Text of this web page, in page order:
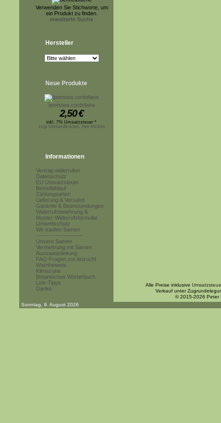
Verwenden Sie Stichworte, um
ein Produkt zu finden.
erweiterte Suche
Hersteller
Neue Produkte
Ipomoea cordofana
2,50€
inkl. 7% Umsatzsteuer *
zzgl.Versandkosten, hier klicken
Informationen
Vertrag widerrufen
Datenschutz
EU Umsatzsteuer
Bestellablauf
Zahlungsarten
Lieferung & Versand
Garantie & Beanstandungen
Widerrufsbelehrung &
Muster-Widerrufsformular
Umweltschutz
Wir kaufen Samen
------------------------
Unsere Samen
Vermehrung mit Samen
Aussaatanleitung
FAQ-Fragen zur Anzucht
Warnhinweis
Klimazone
Botanisches Wörterbuch
Link-Tipps
Danke
Alle Preise inklusive
Verkauf unter
© 2015-2026 Peter
Sonntag, 9. August 2026